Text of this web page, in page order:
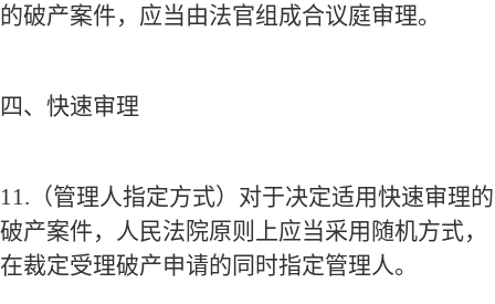
的破产案件，应当由法官组成合议庭审理。
四、快速审理
11. （管理人指定方式）对于决定适用快速审理的
破产案件，人民法院原则上应当采用随机方式，
在裁定受理破产申请的同时指定管理人。